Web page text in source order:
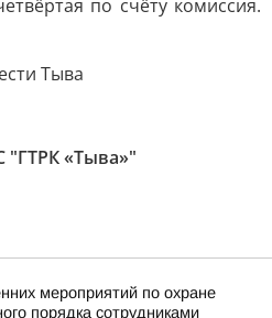
по счёту комиссия.
Тыва
"ГТРК «Тыва»"
мероприятий по охране
порядка сотрудниками